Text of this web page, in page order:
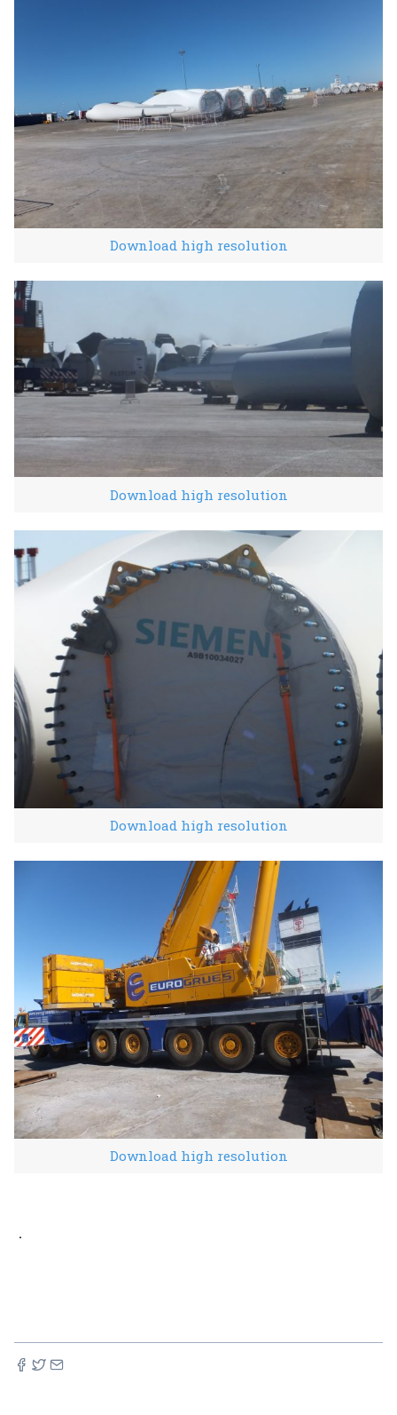
Download high resolution
Download high resolution
Download high resolution
Download high resolution
.